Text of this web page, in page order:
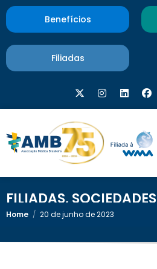
Benefícios
Filiadas
FILIADAS, SOCIEDADES
Home / 20 de junho de 2023